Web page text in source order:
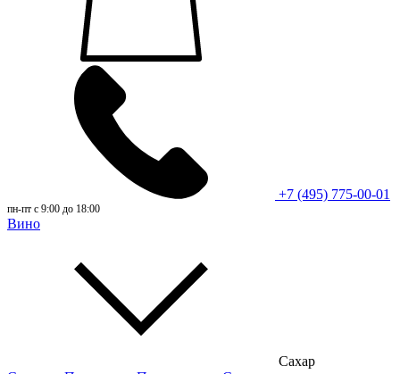
+7 (495) 775-00-01
пн-пт с 9:00 до 18:00
Вино
Сахар